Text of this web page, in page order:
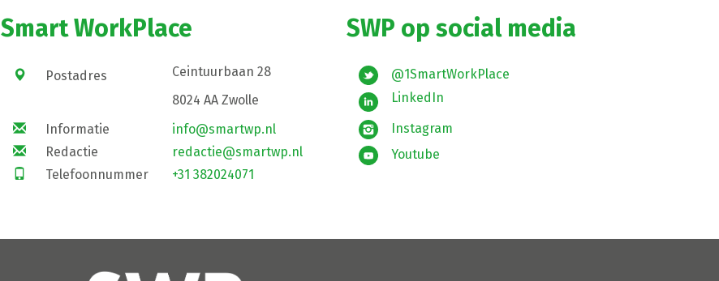
Smart WorkPlace
Postadres
Ceintuurbaan 28
8024 AA Zwolle
Informatie
info@smartwp.nl
Redactie
redactie@smartwp.nl
Telefoonnummer
+31 382024071
SWP op social media
@1SmartWorkPlace
LinkedIn
Instagram
Youtube